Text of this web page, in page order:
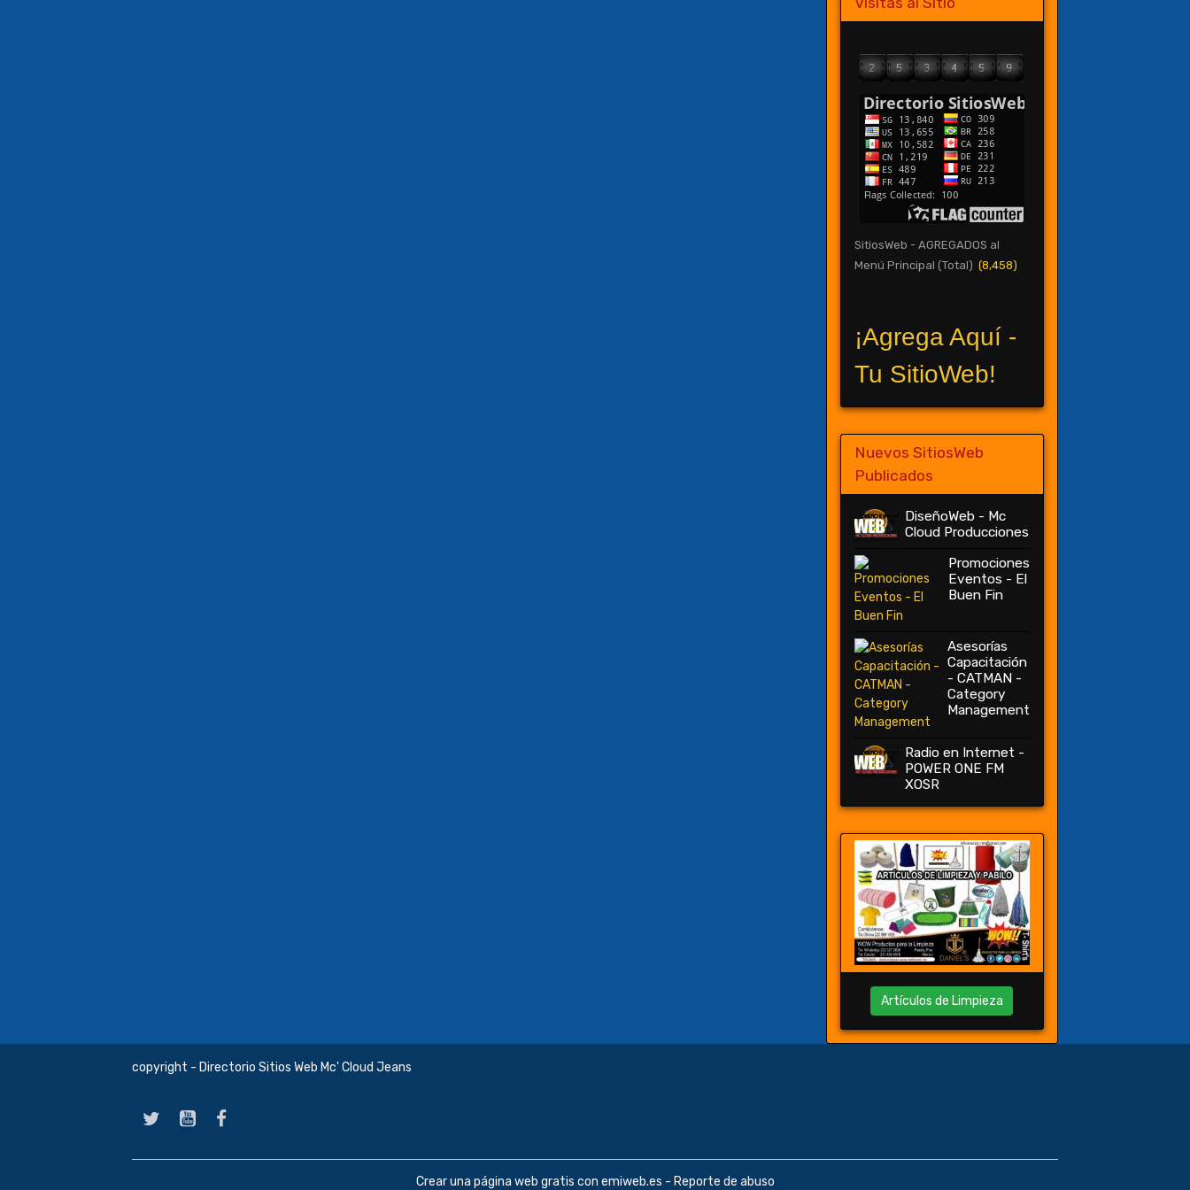
SitiosWeb - AGREGADOS al
Menú Principal (Total) (8,458)
¡Agrega Aquí -
Tu SitioWeb!
Nuevos SitiosWeb
Publicados
DiseñoWeb - Mc
Cloud Producciones
Promociones
Eventos - El
Buen Fin
Asesorías
Capacitación
- CATMAN -
Category
Management
Radio en Internet -
POWER ONE FM
XOSR
Artículos de Limpieza
copyright - Directorio Sitios Web Mc' Cloud Jeans
Crear una página web gratis con emiweb.es - Reporte de abuso